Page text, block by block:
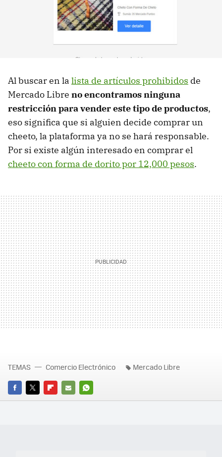
Al buscar en la lista de artículos prohibidos de
Mercado Libre no encontramos ninguna
restricción para vender este tipo de productos,
eso significa que si alguien decide comprar un
cheeto, la plataforma ya no se hará responsable.
Por si existe algún interesado en comprar el
cheeto con forma de dorito por 12,000 pesos.
FACEBOOK
TWITTERFLIPBOARD
E-
WHATSAPP
TEMAS Comercio Electrónico Mercado Libre